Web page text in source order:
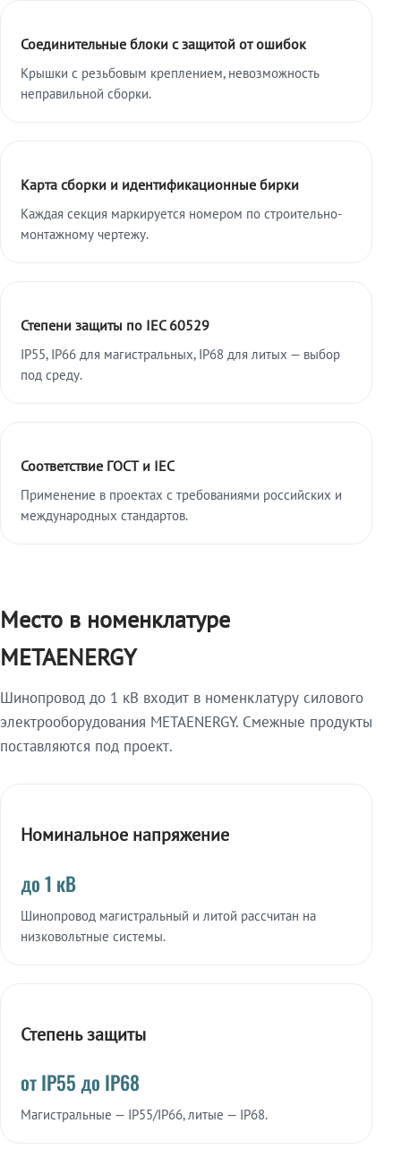
Соединительные блоки с защитой от ошибок
Крышки с резьбовым креплением, невозможность
неправильной сборки.
Карта сборки и идентификационные бирки
Каждая секция маркируется номером по строительно-
монтажному чертежу.
Степени защиты по IEC 60529
IP55, IP66 для магистральных, IP68 для литых — выбор
под среду.
Соответствие ГОСТ и IEC
Применение в проектах с требованиями российских и
международных стандартов.
Место в номенклатуре
METAENERGY
Шинопровод до 1 кВ входит в номенклатуру силового
электрооборудования METAENERGY. Смежные продукты
поставляются под проект.
Номинальное напряжение
до 1 кВ
Шинопровод магистральный и литой рассчитан на
низковольтные системы.
Степень защиты
от IP55 до IP68
Магистральные — IP55/IP66, литые — IP68.